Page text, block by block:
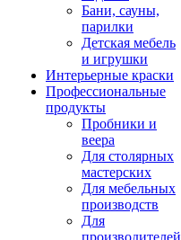
Бани, сауны,
парилки
Детская мебель
и игрушки
Интерьерные краски
Профессиональные
продукты
Пробники и
веера
Для столярных
мастерских
Для мебельных
производств
Для
производителей